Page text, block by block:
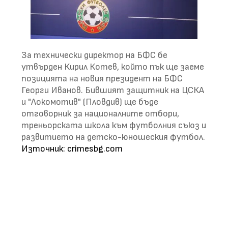
За технически директор на БФС бе
утвърден Кирил Котев, който пък ще заеме
позицията на новия президент на БФС
Георги Иванов. Бившият защитник на ЦСКА
и "Локомотив" (Пловдив) ще бъде
отговорник за националните отбори,
треньорската школа към футболния съюз и
развитието на детско-юношеския футбол.
Източник: crimesbg.com